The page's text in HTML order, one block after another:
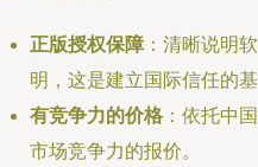
正版授权保障 ：清晰说明
明，这是建立国际信任的基
有竞争力的价格 ：依托中
市场竞争力的报价。